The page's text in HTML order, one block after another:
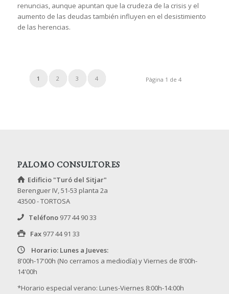
renuncias, aunque apuntan que la crudeza de la crisis y el
aumento de las deudas también influyen en el desistimiento
de las herencias.
Pàgina 1 de 4
1 2 3 4
PALOMO CONSULTORES
Edificio "Turó del Sitjar"
Berenguer IV, 51-53 planta 2a
43500 - TORTOSA
Teléfono 977 44 90 33
Fax 977 44 91 33
Horario: Lunes a Jueves:
8'00h-17'00h (No cerramos a mediodía) y Viernes de 8'00h-
14'00h
*Horario especial verano: Lunes-Viernes 8:00h-14:00h